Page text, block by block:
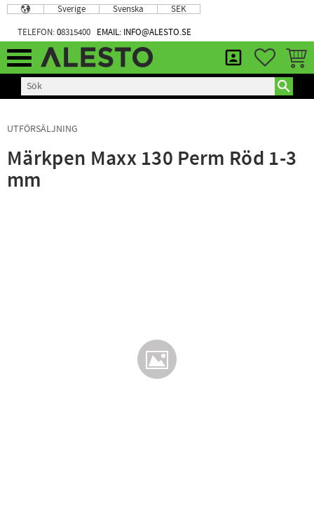
Meny
Sverige Svenska SEK
TELEFON:08315400 EMAIL: INFO@ALESTO.SE
UTFÖRSÄLJNING
Märkpen Maxx 130 Perm Röd 1-3
mm